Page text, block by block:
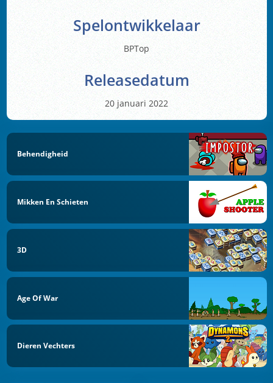
Spelontwikkelaar
BPTop
Releasedatum
20 januari 2022
Behendigheid
Mikken En Schieten
3D
Age Of War
Dieren Vechters